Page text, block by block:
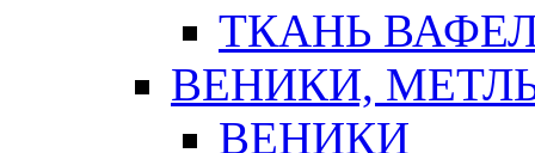
ТКАНЬ
ВЕНИКИ,
ВЕНИКИ